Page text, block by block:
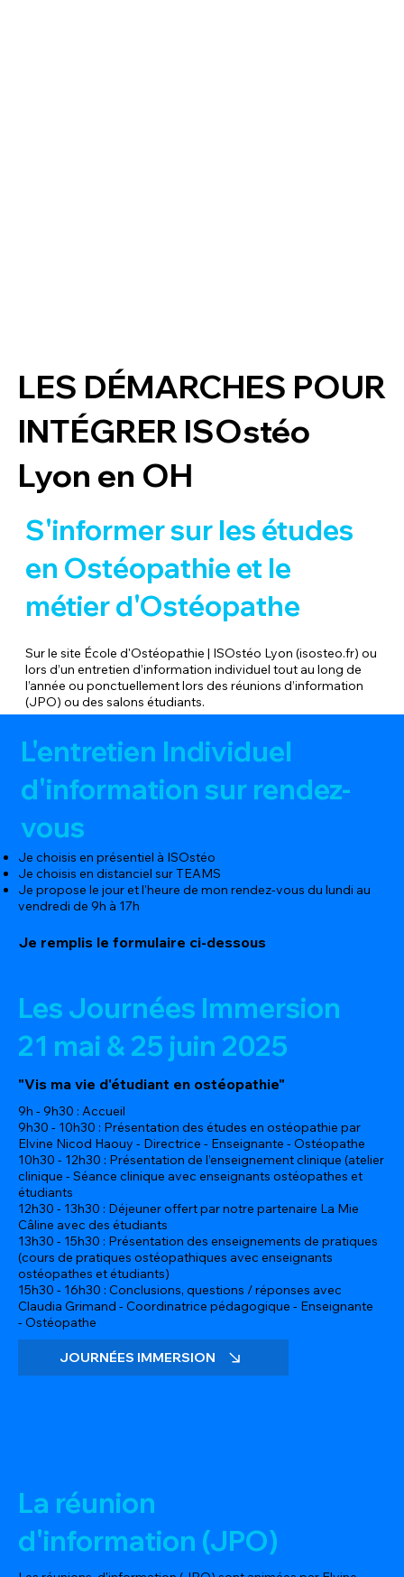
LES DÉMARCHES POUR
INTÉGRER ISOstéo
Lyon en OH
L'entretien Individuel
d'information sur rendez-
vous
Je choisis en présentiel à ISOstéo
Je choisis en distanciel sur TEAMS
Je propose le jour et l'heure de mon rendez-vous du lundi au
vendredi de 9h à 17h
Je remplis le formulaire ci-dessous
Les Journées Immersion
21 mai & 25 juin 2025
"Vis ma vie d'étudiant en ostéopathie"
9h - 9h30 : Accueil
9h30 - 10h30 : Présentation des études en ostéopathie par
Elvine Nicod Haouy - Directrice - Enseignante - Ostéopathe
10h30 - 12h30 : Présentation de l’enseignement clinique (atelier
clinique - Séance clinique avec enseignants ostéopathes et
étudiants
12h30 - 13h30 : Déjeuner offert par notre partenaire La Mie
Câline avec des étudiants
13h30 - 15h30 : Présentation des enseignements de pratiques
(cours de pratiques ostéopathiques avec enseignants
ostéopathes et étudiants)
15h30 - 16h30 : Conclusions, questions / réponses avec
Claudia Grimand - Coordinatrice pédagogique - Enseignante
- Ostéopathe
JOURNÉES IMMERSION
La réunion
d'information (JPO)
Sur le site École d'Ostéopathie | ISOstéo Lyon (isosteo.fr) ou
lors d’un entretien d’information individuel tout au long de
l’année ou ponctuellement lors des réunions d’information
(JPO) ou des salons étudiants.
S'informer sur les études
en Ostéopathie et le
métier d'Ostéopathe